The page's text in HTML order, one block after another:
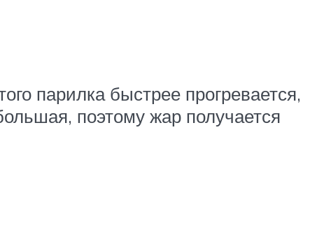
парилка быстрее прогревается,
поэтому жар получается